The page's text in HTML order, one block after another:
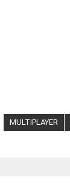
MULTIPLAYER